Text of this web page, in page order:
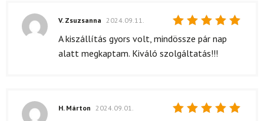
Értékelés:
/ 5
V. Zsuzsanna 2024.09.11.
A kiszállítás gyors volt, mindössze pár nap
alatt megkaptam. Kiváló szolgáltatás!!!
H. Márton 2024.09.01.